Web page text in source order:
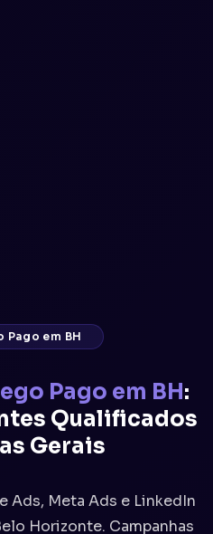
Pago em BH
Pago em BH:
Qualificados
Gerais
Ads, Meta Ads e LinkedIn
Horizonte. Campanhas